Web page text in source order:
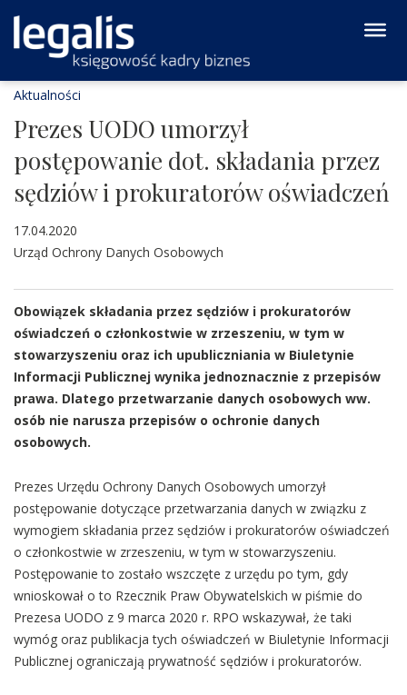
Aktualności
Prezes UODO umorzył
postępowanie dot. składania przez
sędziów i prokuratorów oświadczeń
17.04.2020
Urząd Ochrony Danych Osobowych
Obowiązek składania przez sędziów i prokuratorów
oświadczeń o członkostwie w zrzeszeniu, w tym w
stowarzyszeniu oraz ich upubliczniania w Biuletynie
Informacji Publicznej wynika jednoznacznie z przepisów
prawa. Dlatego przetwarzanie danych osobowych ww.
osób nie narusza przepisów o ochronie danych
osobowych.
Prezes Urzędu Ochrony Danych Osobowych umorzył
postępowanie dotyczące przetwarzania danych w związku z
wymogiem składania przez sędziów i prokuratorów oświadczeń
o członkostwie w zrzeszeniu, w tym w stowarzyszeniu.
Postępowanie to zostało wszczęte z urzędu po tym, gdy
wnioskował o to Rzecznik Praw Obywatelskich w piśmie do
Prezesa UODO z 9 marca 2020 r. RPO wskazywał, że taki
wymóg oraz publikacja tych oświadczeń w Biuletynie Informacji
Publicznej ograniczają prywatność sędziów i prokuratorów.